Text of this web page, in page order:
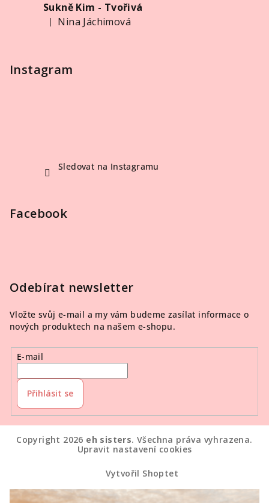
Sukně Kim - Tvořivá
Hodnocení produktu je 5 z 5 hvězdiček.
| Nina Jáchimová
Instagram
Sledovat na Instagramu
Facebook
Odebírat newsletter
Vložte svůj e-mail a my vám budeme zasílat informace o
nových produktech na našem e-shopu.
E-mail
Přihlásit se
Copyright 2026 eh sisters. Všechna práva vyhrazena.
Upravit nastavení cookies
Vytvořil Shoptet